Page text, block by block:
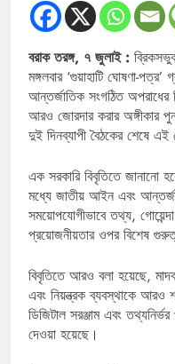
বরাক তরঙ্গ, ৭ জুলাই :
মঙ্গলবার ‘গুয়াহাটি ঘোষণা-
আন্তর্জাতিক সংগঠিত অপরাধের
আরও জোরদার করার অঙ্গীকার
দুই দিনব্যাপী বৈঠকের শেষে
এক সরকারি বিবৃতিতে জানানো
মধ্যে জাতীয় আইন এবং
সময়োপযোগীভাবে তথ্য,
প্রয়োজনীয়তার ওপর বিশেষ
বিবৃতিতে আরও বলা হয়েছে,
এবং নিয়ন্ত্রক ব্যবস্থাকে আরও
ডিজিটাল সরঞ্জাম এবং
দেওয়া হয়েছে।